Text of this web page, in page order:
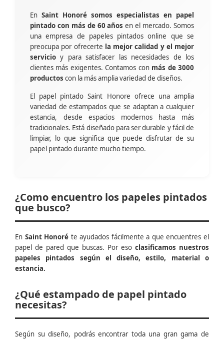
En Saint Honoré somos especialistas en papel
pintado con más de 60 años en el mercado. Somos
una empresa de papeles pintados online que se
preocupa por ofrecerte la mejor calidad y el mejor
servicio y para satisfacer las necesidades de los
clientes más exigentes. Contamos con más de 3000
productos con la más amplia variedad de diseños.
El papel pintado Saint Honore ofrece una amplia
variedad de estampados que se adaptan a cualquier
estancia, desde espacios modernos hasta más
tradicionales. Está diseñado para ser durable y fácil de
limpiar, lo que significa que puede disfrutar de su
papel pintado durante mucho tiempo.
¿Como encuentro los papeles pintados
que busco?
En Saint Honoré te ayudados fácilmente a que encuentres el
papel de pared que buscas. Por eso clasificamos nuestros
papeles pintados según el diseño, estilo, material o
estancia.
¿Qué estampado de papel pintado
necesitas?
Según su diseño, podrás encontrar toda una gran gama de